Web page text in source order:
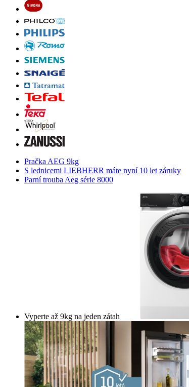
Pračka AEG 9kg
S lednicemi LIEBHERR máte nyní 10 let záruky
Parní trouba Aeg série 8000
Vyperte až 9kg na jeden zátah